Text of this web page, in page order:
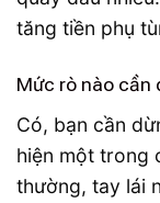
tăng tiền phụ
Mức rò nào cần
Có, bạn cần
hiện một trong
thường, tay lái